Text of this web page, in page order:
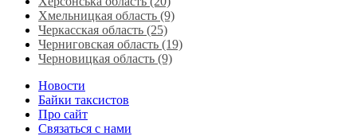
Хмельницкая область‎ (9)
Черкасская область‎ (25)
Черниговская область (19)
Черновицкая область (9)
Новости
Байки таксистов
Про сайт
Связаться с нами